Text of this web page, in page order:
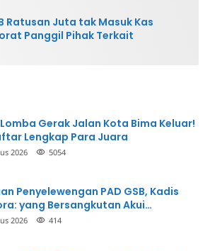
Ratusan Juta tak Masuk Kas
Panggil Pihak Terkait
Gerak Jalan Kota Bima Keluar!
Lengkap Para Juara
2026 5054
Penyelewengan PAD GSB, Kadis
yang Bersangkutan Akui
dan Siap Mengembalikan
2026 414